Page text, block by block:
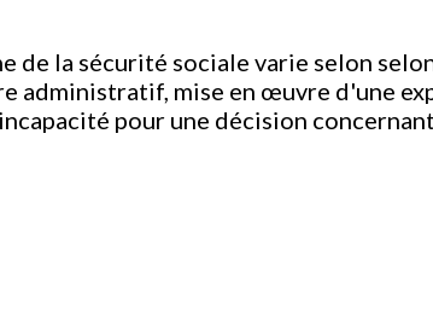
la sécurité sociale varie selon
administratif, mise en œuvre d'une
pour une décision